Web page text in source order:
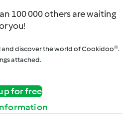
100 000 others are waiting
you!
discover the world of Cookidoo®.
attached.
for free